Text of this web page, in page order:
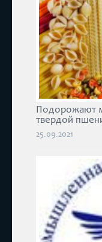
Подорожают
твердой
25.09.2021